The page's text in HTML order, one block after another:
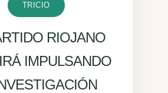
TRICIO
RIOJANO
IMPULSANDO